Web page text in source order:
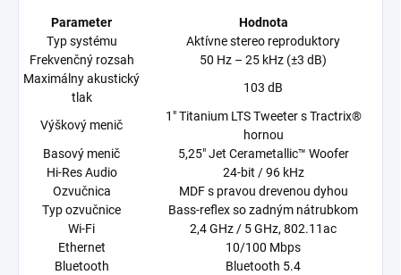
Parameter
Hodnota
Typ systému
Aktívne stereo reproduktory
Frekvenčný rozsah
50 Hz – 25 kHz (±3 dB)
Maximálny akustický
tlak
103 dB
Výškový menič
1" Titanium LTS Tweeter s Tractrix®
hornou
Basový menič
5,25" Jet Cerametallic™ Woofer
Hi-Res Audio
24-bit / 96 kHz
Ozvučnica
MDF s pravou drevenou dyhou
Typ ozvučnice
Bass-reflex so zadným nátrubkom
Wi-Fi
2,4 GHz / 5 GHz, 802.11ac
Ethernet
10/100 Mbps
Bluetooth
Bluetooth 5.4